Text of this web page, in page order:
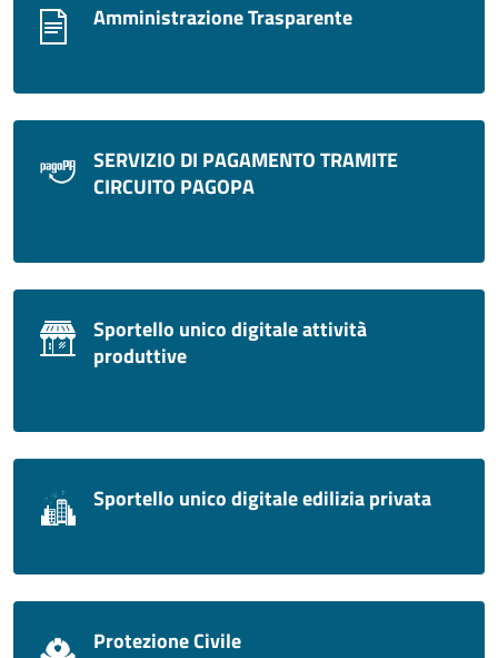
Amministrazione Trasparente
SERVIZIO DI PAGAMENTO TRAMITE
CIRCUITO PAGOPA
Sportello unico digitale attività
produttive
Sportello unico digitale edilizia privata
Protezione Civile